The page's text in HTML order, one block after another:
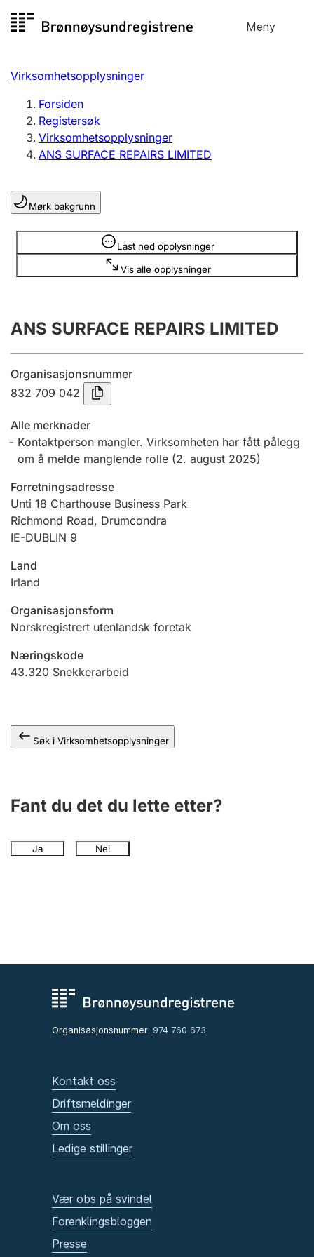
til
Meny
Registersøk
Aksjeselskap
Enkeltpersonforetak
Registrere, endre, slette
Lag og forening
Registrere, endre, slette
Årsregnskap
Innsending og forsinkelsesgebyr
Jeger
Ektepaktveileder
Offentlig sektor
Andre tema
Virksomhetsopplysninger
Forsiden
Registersøk
Virksomhetsopplysninger
ANS SURFACE REPAIRS LIMITED
Mørk bakgrunn
Last ned opplysninger
Vis alle opplysninger
Opplysninger er skjult
ANS SURFACE REPAIRS LIMITED
Organisasjonsnummer
832 709 042
Alle merknader
Kontaktperson mangler. Virksomheten har fått pålegg
om å melde manglende rolle (2. august 2025)
Forretningsadresse
Unti 18 Charthouse Business Park
Richmond Road, Drumcondra
IE-DUBLIN 9
Land
Irland
Organisasjonsform
Norskregistrert utenlandsk foretak
Næringskode
43.320 Snekkerarbeid
Søk i Virksomhetsopplysninger
Fant du det du lette etter?
Ja Nei
Organisasjonsnummer: 974 760 673
Kontakt oss
Driftsmeldinger
Om oss
Ledige stillinger
Vær obs på svindel
Forenklingsbloggen
Presse